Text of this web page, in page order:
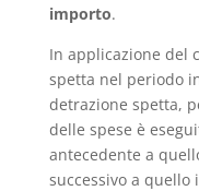
importo.
In applicazione del
spetta nel periodo
detrazione spetta,
delle spese è
antecedente a
successivo a